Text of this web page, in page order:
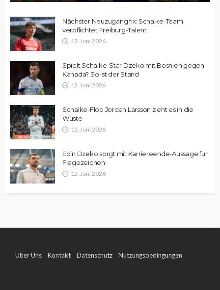
Nächster Neuzugang fix: Schalke-Team
verpflichtet Freiburg-Talent
12. Juni 2026
Spielt Schalke-Star Dzeko mit Bosnien gegen
Kanada? So ist der Stand
12. Juni 2026
Schalke-Flop Jordan Larsson zieht es in die
Wüste
12. Juni 2026
Edin Dzeko sorgt mit Karriereende-Aussage für
Fragezeichen
12. Juni 2026
Über Uns Kontakt Datenschutz Nutzungsbedingungen